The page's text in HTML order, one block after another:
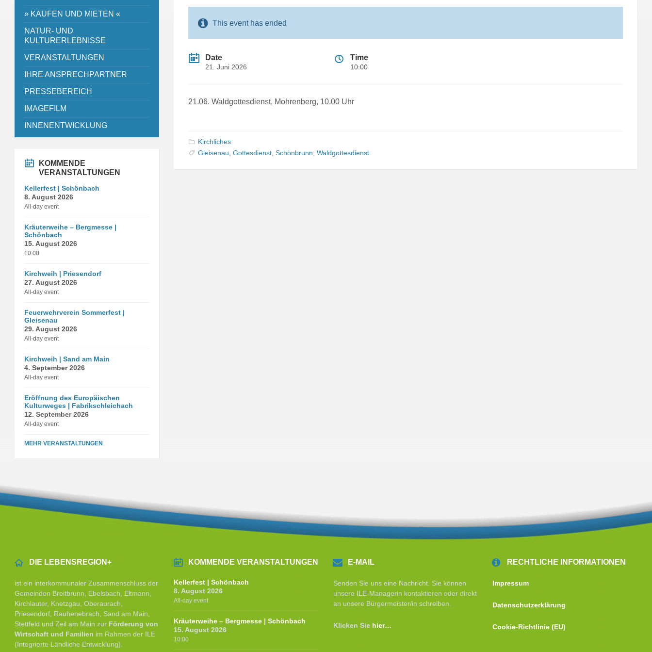
This event has ended
Date
21. Juni 2026
Time
10:00
21.06. Waldgottesdienst, Mohrenberg, 10.00 Uhr
Kirchliches
Gleisenau ,Gottesdienst ,Schönbrunn ,Waldgottesdienst
» KAUFEN UND MIETEN «
NATUR- UND
KULTURERLEBNISSE
VERANSTALTUNGEN
IHRE ANSPRECHPARTNER
PRESSEBEREICH
IMAGEFILM
INNENENTWICKLUNG
KOMMENDE
VERANSTALTUNGEN
Kellerfest | Schönbach
8. August 2026
All-day event
Kräuterweihe – Bergmesse |
Schönbach
15. August 2026
10:00
Kirchweih | Priesendorf
27. August 2026
All-day event
Feuerwehrverein Sommerfest |
Gleisenau
29. August 2026
All-day event
Kirchweih | Sand am Main
4. September 2026
All-day event
Eröffnung des Europäischen
Kulturweges | Fabrikschleichach
12. September 2026
All-day event
MEHR VERANSTALTUNGEN
DIE LEBENSREGION+
ist ein interkommunaler Zusammenschluss der
Gemeinden Breitbrunn, Ebelsbach, Eltmann,
Kirchlauter, Knetzgau, Oberaurach,
Priesendorf, Rauhenebrach, Sand am Main,
Stettfeld und Zeil am Main zur Förderung von
Wirtschaft und Familien im Rahmen der ILE
(Integrierte Ländliche Entwicklung).
KOMMENDE VERANSTALTUNGEN
Kellerfest | Schönbach
8. August 2026
All-day event
Kräuterweihe – Bergmesse | Schönbach
15. August 2026
10:00
E-MAIL
Senden Sie uns eine Nachricht. Sie können
unsere ILE-Managerin kontaktieren oder direkt
an unsere Bürgermeister/in schreiben.
Klicken Sie hier…
RECHTLICHE INFORMATIONEN
Impressum
Datenschutzerklärung
Cookie-Richtlinie (EU)